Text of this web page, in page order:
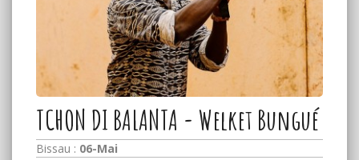
TCHON DI BALANTA - Welket Bungué
Bissau : 06-Mai